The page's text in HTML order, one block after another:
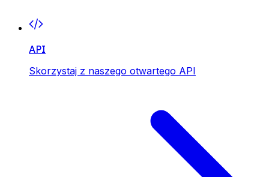
API
Skorzystaj z naszego otwartego API